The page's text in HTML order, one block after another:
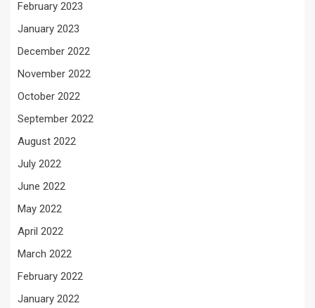
February 2023
January 2023
December 2022
November 2022
October 2022
September 2022
August 2022
July 2022
June 2022
May 2022
April 2022
March 2022
February 2022
January 2022